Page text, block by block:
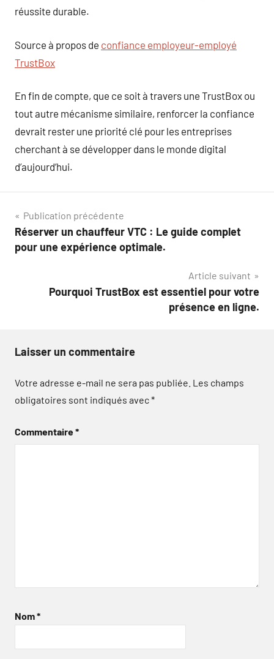
réussite durable.
Source à propos de confiance employeur-employé
TrustBox
En fin de compte, que ce soit à travers une TrustBox ou
tout autre mécanisme similaire, renforcer la confiance
devrait rester une priorité clé pour les entreprises
cherchant à se développer dans le monde digital
d’aujourd’hui.
Navigation
de
Publication précédente
Réserver un chauffeur VTC : Le guide complet
pour une expérience optimale.
Article suivant
Pourquoi TrustBox est essentiel pour votre
présence en ligne.
Laisser un commentaire
Votre adresse e-mail ne sera pas publiée. Les champs
obligatoires sont indiqués avec*
Commentaire*
Nom*